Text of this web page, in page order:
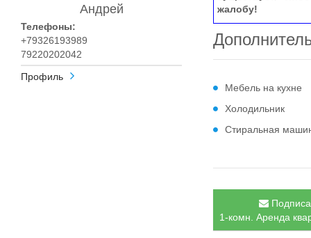
Андрей
Телефоны:
+79326193989
79220202042
Профиль
жалобу!
Мебель на кухне
Холодильник
Стиральная
1-комн. Аренда